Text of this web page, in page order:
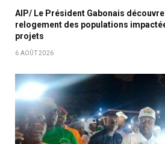
AIP/ Le Président Gabonais
relogement des populations
projets
6 AOÛT 2026